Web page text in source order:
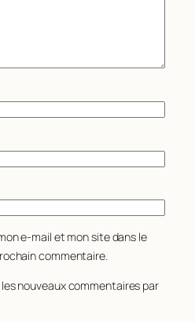
e-mail et mon site dans le
commentaire.
nouveaux commentaires par